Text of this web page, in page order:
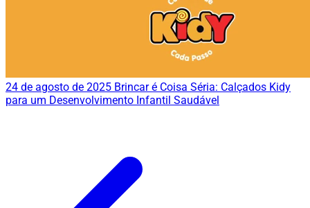
24 de agosto de 2025 Brincar é Coisa Séria: Calçados Kidy
para um Desenvolvimento Infantil Saudável